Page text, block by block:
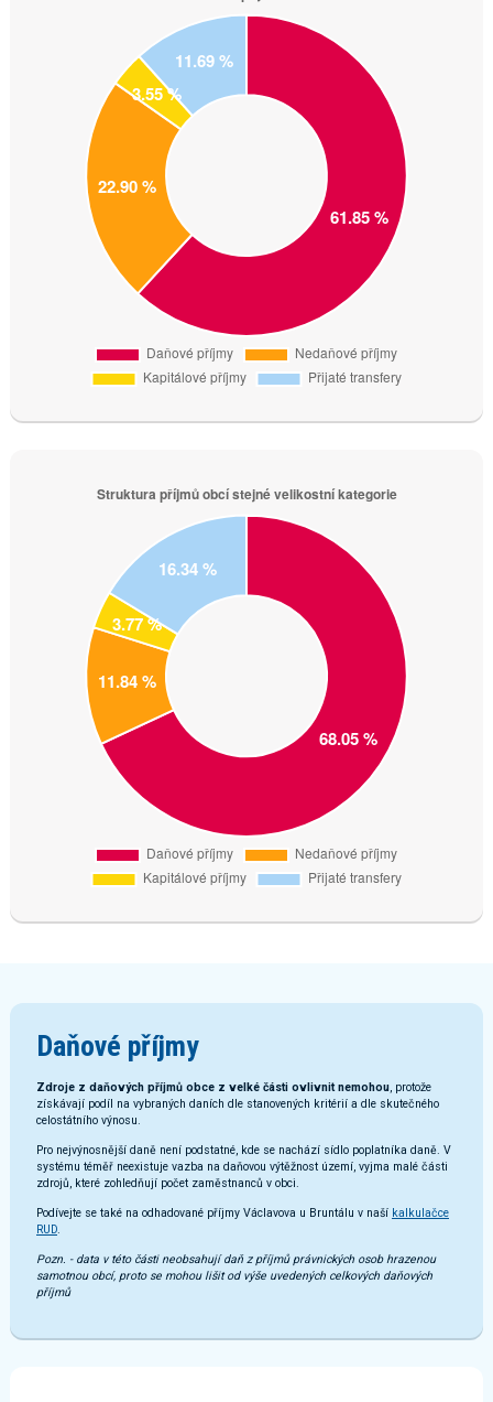
Daňové příjmy
Zdroje z daňových příjmů obce z velké části ovlivnit nemohou , protože
získávají podíl na vybraných daních dle stanovených kritérií a dle skutečného
celostátního výnosu.
Pro nejvýnosnější daně není podstatné, kde se nachází sídlo poplatníka daně. V
systému téměř neexistuje vazba na daňovou výtěžnost území, vyjma malé části
zdrojů, které zohledňují počet zaměstnanců v obci.
Podívejte se také na odhadované příjmy Václavova u Bruntálu v naší kalkulačce
RUD
Pozn. - data v této části neobsahují daň z příjmů právnických osob hrazenou
samotnou obcí, proto se mohou lišit od výše uvedených celkových daňových
příjmů